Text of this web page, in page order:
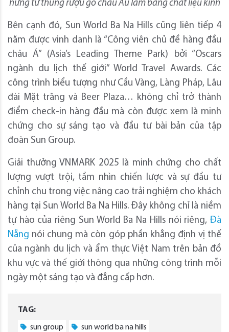
hứng từ thùng rượu gỗ châu Âu làm bằng chất liệu kính
Bên cạnh đó, Sun World Ba Na Hills cũng liên tiếp 4
năm được vinh danh là “Công viên chủ đề hàng đầu
châu Á” (Asia’s Leading Theme Park) bởi “Oscars
ngành du lịch thế giới” World Travel Awards. Các
công trình biểu tượng như Cầu Vàng, Làng Pháp, Lâu
đài Mặt trăng và Beer Plaza… không chỉ trở thành
điểm check-in hàng đầu mà còn được xem là minh
chứng cho sự sáng tạo và đầu tư bài bản của tập
đoàn Sun Group.
Giải thưởng VNMARK 2025 là minh chứng cho chất
lượng vượt trội, tầm nhìn chiến lược và sự đầu tư
chỉnh chu trong việc nâng cao trải nghiệm cho khách
hàng tại Sun World Ba Na Hills. Đây không chỉ là niềm
tự hào của riêng Sun World Ba Na Hills nói riêng, Đà
Nẵng nói chung mà còn góp phần khẳng định vị thế
của ngành du lịch và ẩm thực Việt Nam trên bản đồ
khu vực và thế giới thông qua những công trình mỗi
ngày một sáng tạo và đẳng cấp hơn.
TAG:
sun group sun world ba na hills